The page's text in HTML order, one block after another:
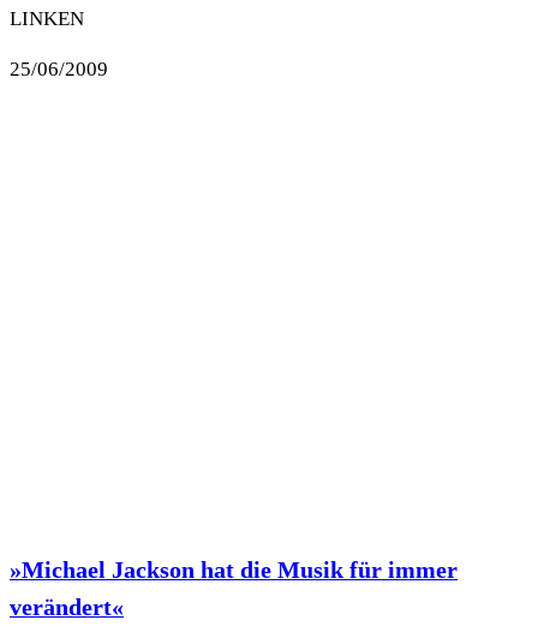
LINKEN
25/06/2009
»Michael Jackson hat die Musik für immer
verändert«